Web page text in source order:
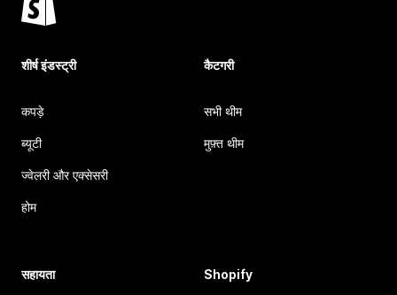
शीर्ष इंडस्ट्री
कपड़े
ब्यूटी
ज्वेलरी और एक्सेसरी
होम
कैटगरी
सभी थीम
मुफ़्त थीम
सहायता Shopify